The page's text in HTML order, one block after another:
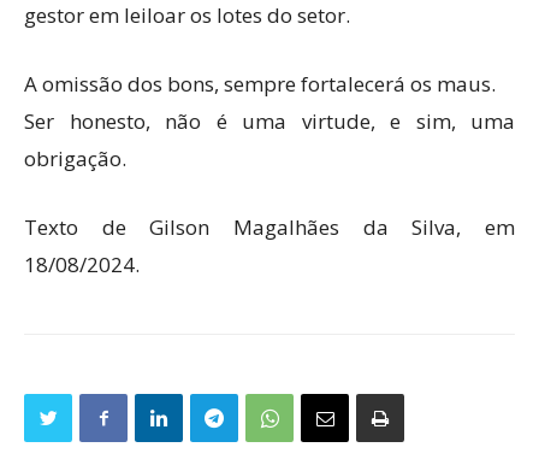
gestor em leiloar os lotes do setor.
A omissão dos bons, sempre fortalecerá os maus.
Ser honesto, não é uma virtude, e sim, uma
obrigação.
Texto de Gilson Magalhães da Silva, em
18/08/2024.